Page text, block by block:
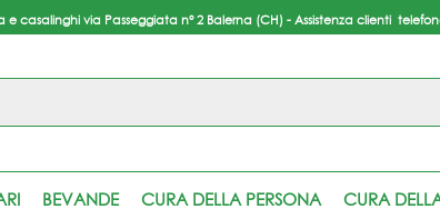
casalinghi via Passeggiata n° 2 Balerna (CH) - Assistenza clienti
inserisci
BEVANDE CURA DELLA PERSONA CURA